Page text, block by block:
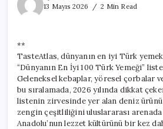
13 Mayıs 2026
2 Min Read
**
TasteAtlas, dünyanın en iyi Türk
“Dünyanın En İyi 100 Türk Yemeği”
Geleneksel kebaplar, yöresel çorbalar ve
bu sıralamada, 2026 yılında dikkat
listenin zirvesinde yer alan deniz ürünü
zengin çeşitliliğini uluslararası
Anadolu’nun lezzet kültürünü bir kez